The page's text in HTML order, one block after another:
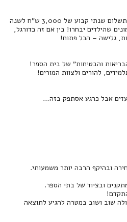
🏆המדינה תעניק וואוצ’ר, כלומר תשלום שנתי קבוע של 3,000 ש”ח לשנה
שהילדים יבחרו! בין אם זה כדורגל,
גלישה – הכל פתוח!
והבטיחות” של בית הספר!
להורים ולצוות המורים!
אבל כרגע אסתפק בזה…
ובהיקף הרבה יותר משמעותי.
ובציוד של בתי הספר.
שוב ושוב במטרה להגיע לתוצאה